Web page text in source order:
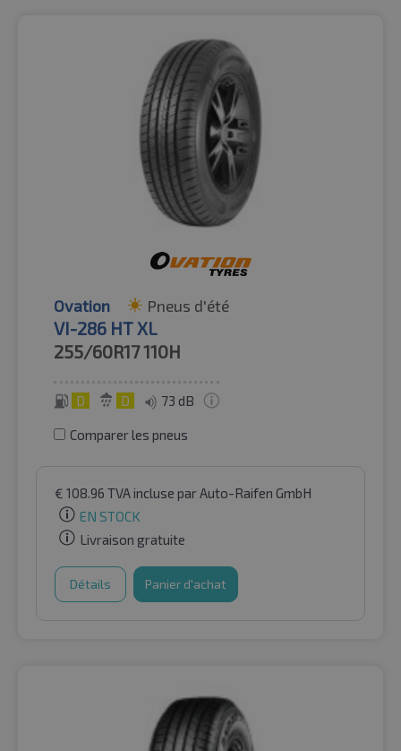
Ovation Pneus d'été
VI-286 HT XL
255/60R17110H
D D 73 dB
Comparer les pneus
€ 108.96 TVA incluse par Auto-Raifen GmbH
EN STOCK
Livraison gratuite
Détails Panier d'achat